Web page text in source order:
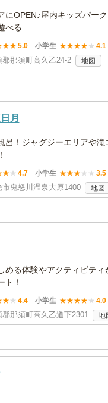
にOPEN♪屋内キッズパー
べる
★★ 5.0 小学生 ★★★★ ★ 4.1
那須町高久乙24-2 地図
月
呂！ジャグジーエリアや
★ ★ 4.7 小学生 ★★★ ★ ★ 3.5
鬼怒川温泉大原1400 地図
める体験やアクティビテ
ト！
★ ★ 4.4 小学生 ★★★★ ★ 4.0
那須町高久乙道下2301 地